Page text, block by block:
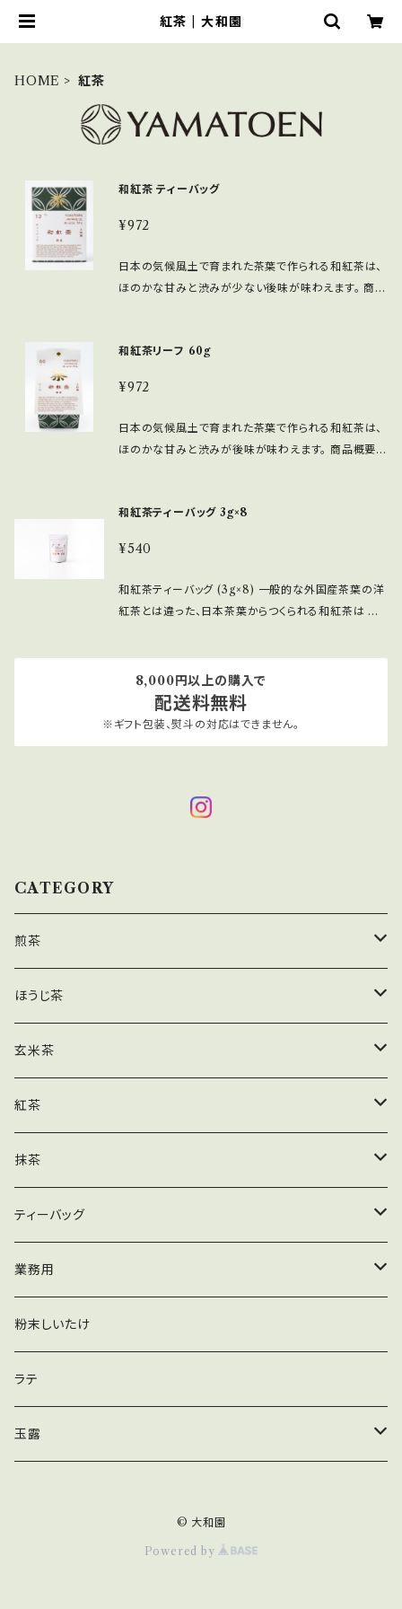
紅茶 | 大和園
HOME 紅茶
和紅茶 ティーバッグ
¥972
日本の気候風土で育まれた茶葉で作られる和紅茶は、
ほのかな甘みと渋みが少ない後味が味わえます。 商品
扱上の注意：お茶は鮮度が大切です。開封後はお早め
和紅茶リーフ 60g
¥972
日本の気候風土で育まれた茶葉で作られる和紅茶は、
ほのかな甘みと渋みが後味が味わえます。 商品概要
意：お茶は鮮度が大切です。開封後はお早めにお飲み
和紅茶ティーバッグ 3g×8
¥540
和紅茶ティーバッグ (3g×8) 一般的な外国産茶葉の洋
紅茶とは違った、日本茶葉からつくられる和紅茶は ほ
× 8 原産地：奈良県産 保存方法：高温多湿、移り香に
注意 取扱上の注意：お茶は鮮度が大切です。開封後は
お早めにお飲みください。
8,000円以上の購入で
配送料無料
※ギフト包装、熨斗の対応はできません。
CATEGORY
煎茶
茶葉
ティーバッグ
業務用
粉末
ほうじ茶
茶葉
ティーバッグ
業務用
粉末
玄米茶
茶葉
ティーバッグ
業務用
粉末
紅茶
茶葉
ティーバッグ
抹茶
木箱
加工用
ティーバッグ
緑茶ティーバッグ
玄米茶ティーバッグ
かりがねほうじ茶ティーバッグ
黒豆入りかりがねほうじ茶ティーバッグ
業務用
抹茶
ほうじ茶
煎茶
粉末しいたけ
ラテ
玉露
© 大和園
Powered by